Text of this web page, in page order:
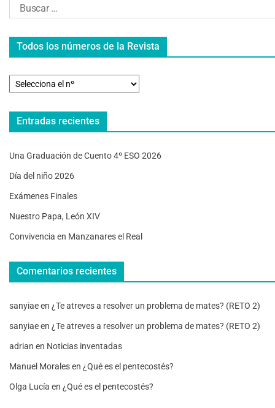
Todos los números de la Revista
Entradas recientes
Una Graduación de Cuento 4º ESO 2026
Día del niño 2026
Exámenes Finales
Nuestro Papa, León XIV
Convivencia en Manzanares el Real
Comentarios recientes
sanyiaeen ¿Te atreves a resolver un problema de mates? (RETO 2)
sanyiaeen ¿Te atreves a resolver un problema de mates? (RETO 2)
adrian en Noticias inventadas
Manuel Moralesen ¿Qué es el pentecostés?
Olga Lucía en ¿Qué es el pentecostés?